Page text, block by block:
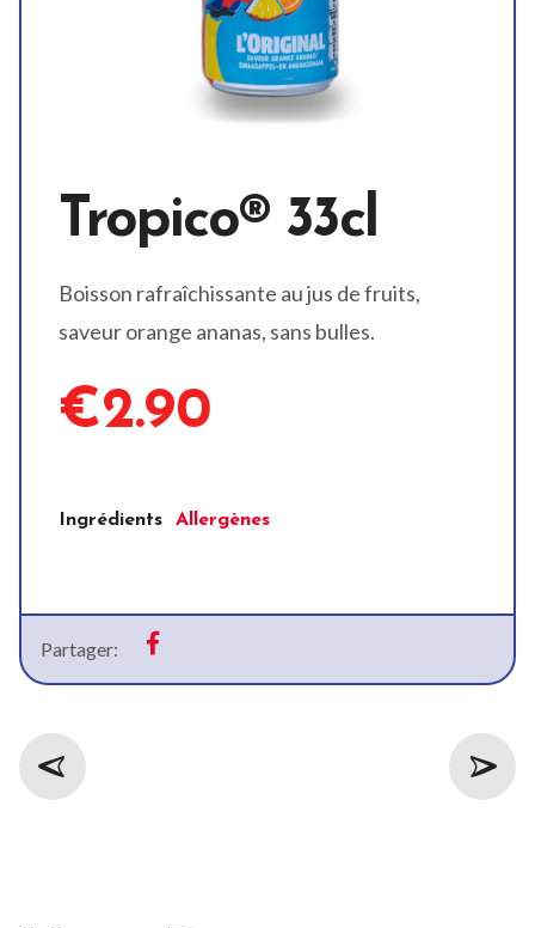
Tropico® 33cl
Boisson rafraîchissante au jus de fruits,
saveur orange ananas, sans bulles.
€2.90
Ingrédients Allergènes
Partager: